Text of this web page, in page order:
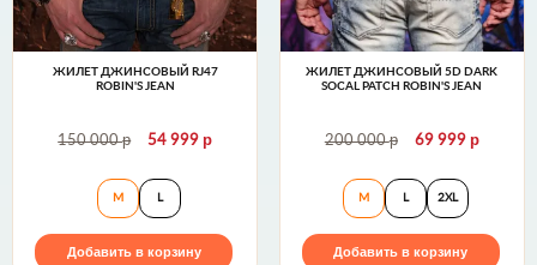
ЖИЛЕТ ДЖИНСОВЫЙ RJ47
ROBIN'S JEAN
150 000р 54 999р
Жилет джинсовый RJ47 Robin's Jean
M L
Добавить в корзину
ЖИЛЕТ ДЖИНСОВЫЙ 5D DARK
SOCAL PATCH ROBIN'S JEAN
200 000р 69 999 р
Жилет
M L 2XL
Добавить в корзину